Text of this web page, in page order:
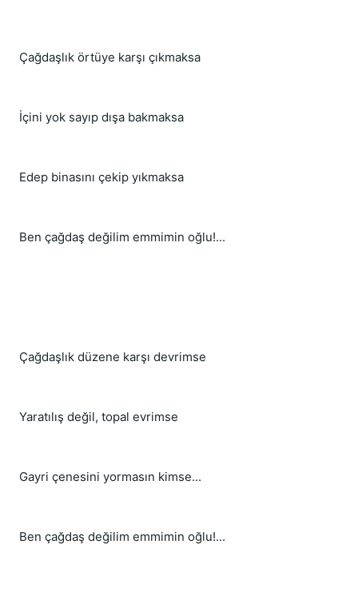
Çağdaşlık örtüye karşı çıkmaksa
İçini yok sayıp dışa bakmaksa
Edep binasını çekip yıkmaksa
Ben çağdaş değilim emmimin oğlu!...
Çağdaşlık düzene karşı devrimse
Yaratılış değil, topal evrimse
Gayri çenesini yormasın kimse...
Ben çağdaş değilim emmimin oğlu!...